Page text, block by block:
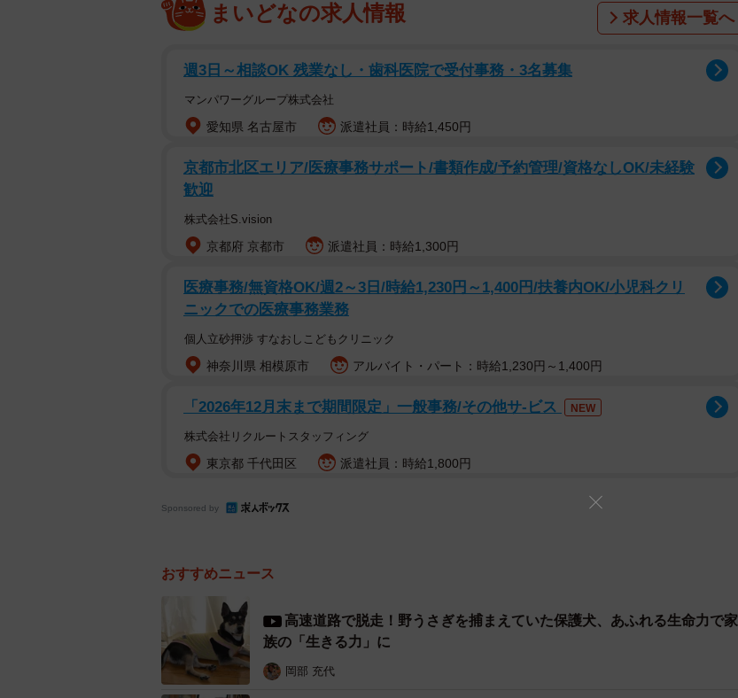
まいどなの求人情報 求人情報一覧へ
週3日～相談OK 残業なし・歯科医院で受付事務・3名募集
マンパワーグループ株式会社
愛知県 名古屋市 派遣社員：時給1,450円
京都市北区エリア/医療事務サポート/書類作成/予約管理/資格なしOK/未経験
歓迎
株式会社S.vision
京都府 京都市 派遣社員：時給1,300円
医療事務/無資格OK/週2～3日/時給1,230円～1,400円/扶養内OK/小児科クリ
ニックでの医療事務業務
個人立砂押渉 すなおしこどもクリニック
神奈川県 相模原市 アルバイト・パート：時給1,230円～1,400円
「2026年12月末まで期間限定」一般事務/その他サ-ビス NEW
株式会社リクルートスタッフィング
東京都 千代田区 派遣社員：時給1,800円
Sponsored by
おすすめニュース
高速道路で脱走！野うさぎを捕まえていた保護犬、あふれる生命力で家
族の「生きる力」に
岡部 充代